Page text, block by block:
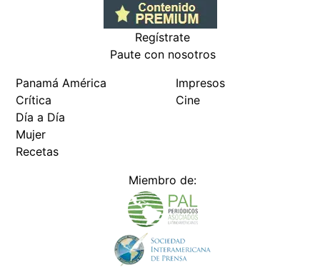
Regístrate
Paute con nosotros
Panamá América
Crítica
Día a Día
Mujer
Recetas
Impresos
Cine
Miembro de: